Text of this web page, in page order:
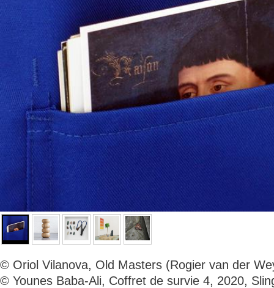
© Oriol Vilanova, Old Masters (Rogier van der
© Younes Baba-Ali, Coffret de survie 4, 2020,